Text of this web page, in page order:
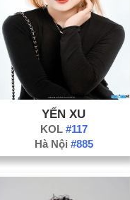
YẾN XU
KOL #117
Hà Nội #885